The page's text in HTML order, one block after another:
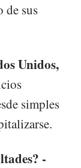
de sus
Unidos,
simples
-